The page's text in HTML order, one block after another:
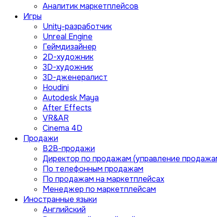
Аналитик маркетплейсов
Игры
Unity-разработчик
Unreal Engine
Геймдизайнер
2D-художник
3D-художник
3D-дженералист
Houdini
Autodesk Maya
After Effects
VR&AR
Cinema 4D
Продажи
B2B-продажи
Директор по продажам (управление
По телефонным продажам
По продажам на маркетплейсах
Менеджер по маркетплейсам
Иностранные языки
Английский